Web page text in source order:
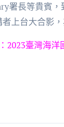
署長等貴賓，
者上台大合影
2023臺灣海洋